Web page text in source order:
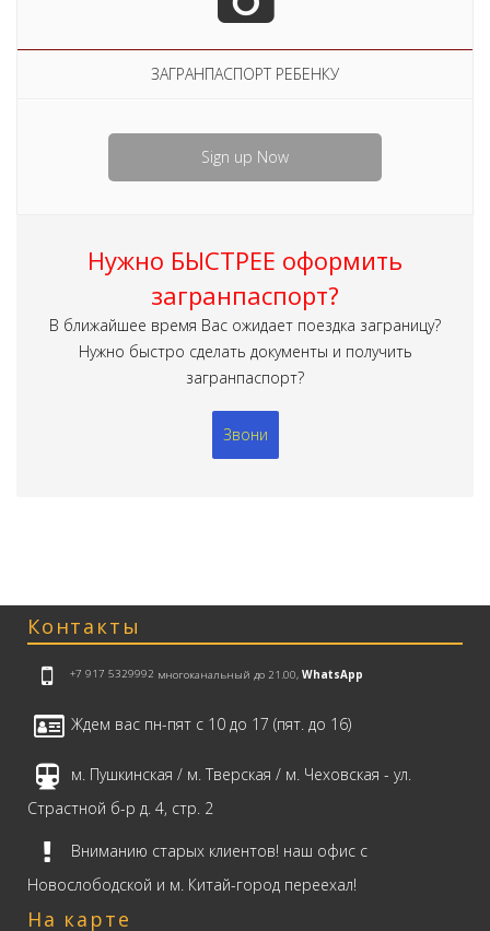
ЗАГРАНПАСПОРТ РЕБЕНКУ
Sign up Now
Нужно БЫСТРЕЕ оформить
загранпаспорт?
В ближайшее время Вас ожидает поездка заграницу?
Нужно быстро сделать документы и получить
загранпаспорт?
Звони
Контакты
+7 917 5329992 многоканальный до 21.00, WhatsApp
Ждем вас пн-пят с 10 до 17 (пят. до 16)
м. Пушкинская / м. Тверская / м. Чеховская - ул.
Страстной б-р д. 4, стр. 2
Вниманию старых клиентов! наш офис с
Новослободской и м. Китай-город переехал!
На карте